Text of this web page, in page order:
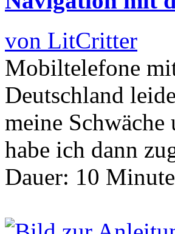
von LitCritter
Mobiltelefone
Deutschland
meine
habe ich dann
Dauer: 10